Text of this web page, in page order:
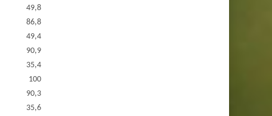
49,8
86,8
49,4
90,9
35,4
100
90,3
35,6